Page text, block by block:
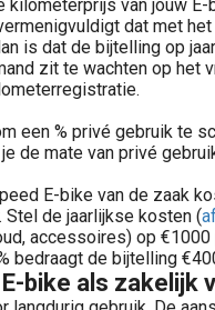
kilometerprijs van jouw E-
dat met
is dat de bijtelling op
zit te wachten op het
een % privé gebruik te
de mate van privé
E-bike van de zaak
de jaarlijkse kosten (
accessoires) op €1000
bedraagt de bijtelling
bike als zakelijk